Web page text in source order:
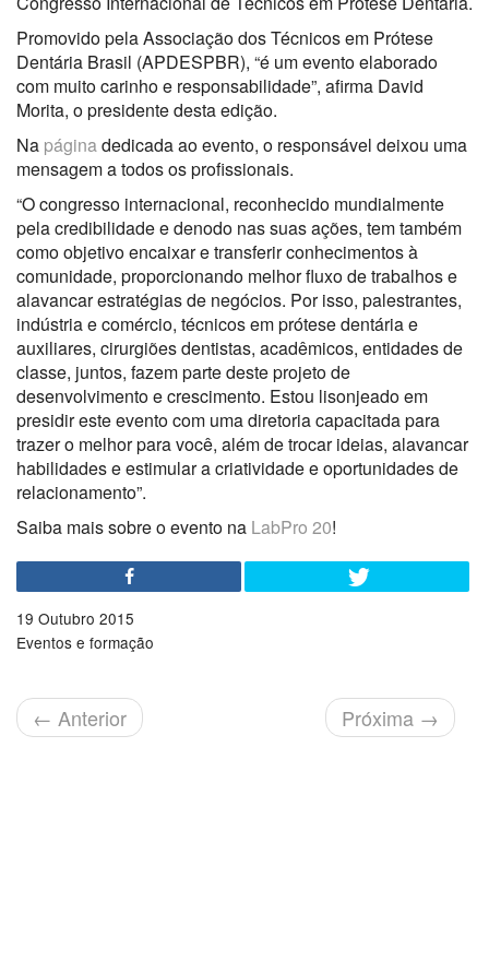
Promovido pela Associação dos Técnicos em Prótese
Dentária Brasil (APDESPBR), “é um evento elaborado
com muito carinho e responsabilidade”, afirma David
Morita, o presidente desta edição.
Na páginadedicada ao evento, o responsável deixou uma
mensagem a todos os profissionais.
“O congresso internacional, reconhecido mundialmente
pela credibilidade e denodo nas suas ações, tem também
como objetivo encaixar e transferir conhecimentos à
comunidade, proporcionando melhor fluxo de trabalhos e
alavancar estratégias de negócios. Por isso, palestrantes,
indústria e comércio, técnicos em prótese dentária e
auxiliares, cirurgiões dentistas, acadêmicos, entidades de
classe, juntos, fazem parte deste projeto de
desenvolvimento e crescimento. Estou lisonjeado em
presidir este evento com uma diretoria capacitada para
trazer o melhor para você, além de trocar ideias, alavancar
habilidades e estimular a criatividade e oportunidades de
relacionamento”.
Saiba mais sobre o evento na LabPro 20!
19 Outubro 2015
Eventos e formação
← Anterior Próxima →